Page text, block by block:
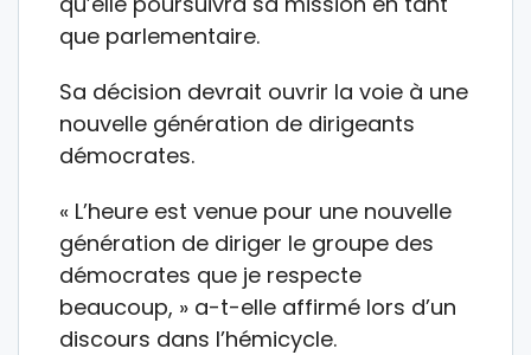
que parlementaire.
Sa décision devrait ouvrir la voie à une
nouvelle génération de dirigeants
démocrates.
« L’heure est venue pour une nouvelle
génération de diriger le groupe des
démocrates que je respecte
beaucoup, » a-t-elle affirmé lors d’un
discours dans l’hémicycle.